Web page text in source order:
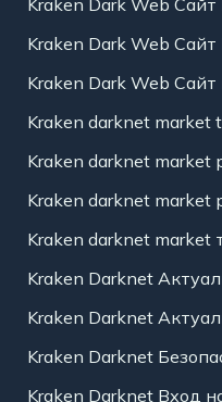
Kraken Dark Web
Kraken Dark Web
Kraken darknet market
Kraken darknet market
Kraken darknet market
Kraken darknet market
Kraken Darknet
Kraken Darknet
Kraken Darknet
Kraken Darknet Вход